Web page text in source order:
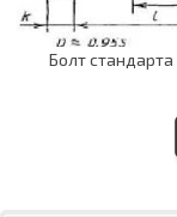
Болт стандарта